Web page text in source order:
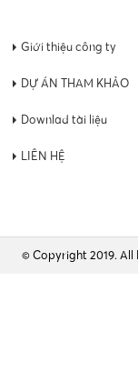
Giới thiệu công ty
DỰ ÁN THAM KHẢO
Downlad tài liệu
LIÊN HỆ
© Copyright 2019. All